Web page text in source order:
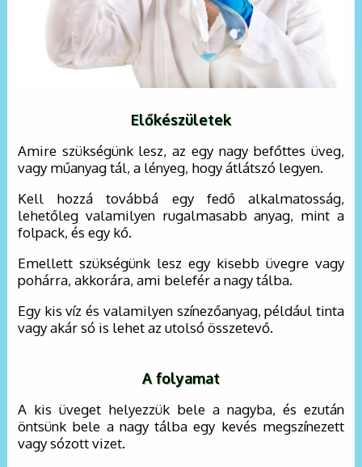
Előkészületek
Amire szükségünk lesz, az egy nagy befőttes üveg,
vagy műanyag tál, a lényeg, hogy átlátszó legyen.
Kell hozzá továbbá egy fedő alkalmatosság,
lehetőleg valamilyen rugalmasabb anyag, mint a
folpack, és egy kő.
Emellett szükségünk lesz egy kisebb üvegre vagy
pohárra, akkorára, ami belefér a nagy tálba.
Egy kis víz és valamilyen színezőanyag, például tinta
vagy akár só is lehet az utolsó összetevő.
A folyamat
A kis üveget helyezzük bele a nagyba, és ezután
öntsünk bele a nagy tálba egy kevés megszínezett
vagy sózott vizet.